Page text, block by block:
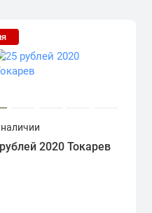
2020 Токарев